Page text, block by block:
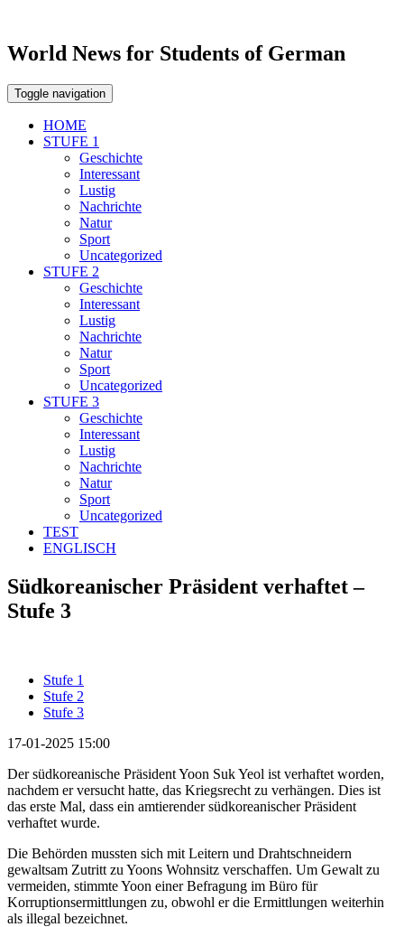
World News for Students of German
Toggle navigation
HOME
STUFE 1
Geschichte
Interessant
Lustig
Nachrichte
Natur
Sport
Uncategorized
STUFE 2
Geschichte
Interessant
Lustig
Nachrichte
Natur
Sport
Uncategorized
STUFE 3
Geschichte
Interessant
Lustig
Nachrichte
Natur
Sport
Uncategorized
TEST
ENGLISCH
Südkoreanischer Präsident verhaftet –
Stufe 3
Stufe 1
Stufe 2
Stufe 3
17-01-2025 15:00
Der südkoreanische Präsident Yoon Suk Yeol ist verhaftet worden,
nachdem er versucht hatte, das Kriegsrecht zu verhängen. Dies ist
das erste Mal, dass ein amtierender südkoreanischer Präsident
verhaftet wurde.
Die Behörden mussten sich mit Leitern und Drahtschneidern
gewaltsam Zutritt zu Yoons Wohnsitz verschaffen. Um Gewalt zu
vermeiden, stimmte Yoon einer Befragung im Büro für
Korruptionsermittlungen zu, obwohl er die Ermittlungen weiterhin
als illegal bezeichnet.